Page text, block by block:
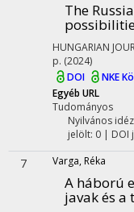
The
HUNGARIAN
p. (2024)
DOI
NKE
Egyéb URL
Tudományos
Nyilvános
jelölt: 0 | DOI
7 Varga, Réka
A háború
javak és a